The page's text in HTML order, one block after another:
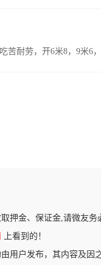
苦耐劳，开6米8，9米6
押金、保证金,请微友务
上看到的！
用户发布，其内容及因